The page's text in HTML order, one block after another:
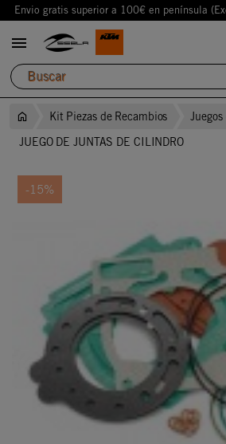
Envio gratis superior a 100€ en península

Kit Piezas de Recambios
JUEGO DE JUNTAS DE CILINDRO
-15%